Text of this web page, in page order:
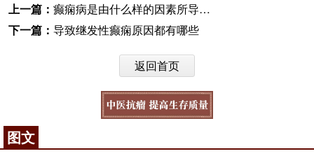
上一篇： 癫痫病是由什么样的因素所导致的呢
下一篇： 导致继发性癫痫原因都有哪些
返回首页
图文